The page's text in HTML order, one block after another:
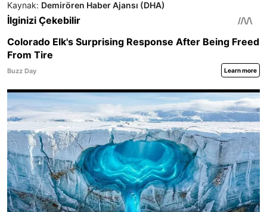
Kaynak: Demirören Haber Ajansı (DHA)